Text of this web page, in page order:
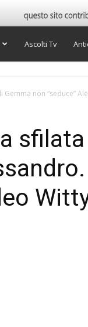
Ascolti Tv
non “seduce”